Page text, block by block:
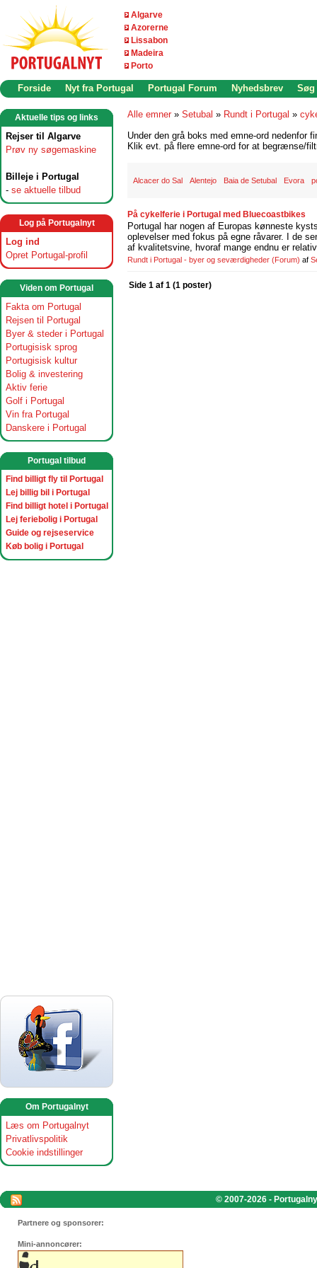
Algarve
Azorerne
Lissabon
Madeira
Porto
Forside Nyt fra Portugal Portugal Forum Nyhedsbrev Søg
Aktuelle tips og links
Rejser til Algarve
Prøv ny søgemaskine
Billeje i Portugal
- se aktuelle tilbud
Log på Portugalnyt
Log ind
Opret Portugal-profil
Viden om Portugal
Fakta om Portugal
Rejsen til Portugal
Byer & steder i Portugal
Portugisisk sprog
Portugisisk kultur
Bolig & investering
Aktiv ferie
Golf i Portugal
Vin fra Portugal
Danskere i Portugal
Portugal tilbud
Find billigt fly til Portugal
Lej billig bil i Portugal
Find billigt hotel i Portugal
Lej feriebolig i Portugal
Guide og rejseservice
Køb bolig i Portugal
Om Portugalnyt
Læs om Portugalnyt
Privatlivspolitik
Cookie indstillinger
Alle emner » Setubal » Rundt i Portugal »
Under den grå boks med emne-ord nedenfor
Klik evt. på flere emne-ord for at begrænse/
Alcacer do Sal Alentejo Baia de Setubal Evora
På cykelferie i Portugal med Bluecoastbikes
Portugal har nogen af Europas kønneste
oplevelser med fokus på egne råvarer. I de
af kvalitetsvine, hvoraf mange endnu er
Rundt i Portugal - byer og seværdigheder (Forum) af
Side 1 af 1 (1 poster)
© 2007-2026 -
Partnere og sponsorer:
Mini-annoncører: